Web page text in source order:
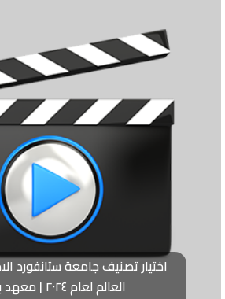
اختيار تصنيف جامعة ستانفورد
العالم لعام ٢٠٢٤ | معهد بحوث الصحة الحيوانية